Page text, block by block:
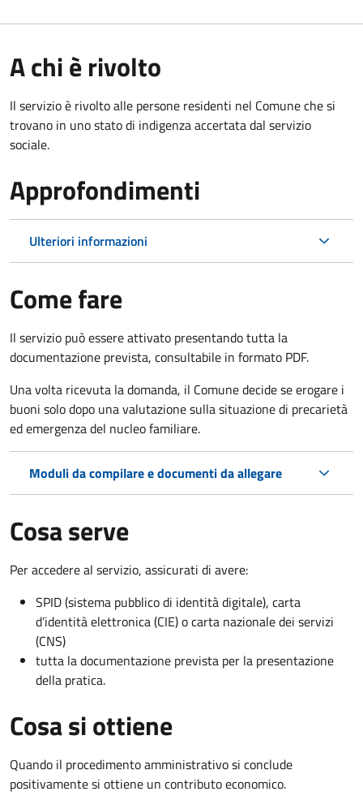
A chi è rivolto
Il servizio è rivolto alle persone residenti nel Comune che si
trovano in uno stato di indigenza accertata dal servizio
sociale.
Approfondimenti
Ulteriori informazioni
Come fare
Il servizio può essere attivato presentando tutta la
documentazione prevista, consultabile in formato PDF.
Una volta ricevuta la domanda, il Comune decide se erogare i
buoni solo dopo una valutazione sulla situazione di precarietà
ed emergenza del nucleo familiare.
Moduli da compilare e documenti da allegare
Cosa serve
Per accedere al servizio, assicurati di avere:
SPID (sistema pubblico di identità digitale), carta
d’identità elettronica (CIE) o carta nazionale dei servizi
(CNS)
tutta la documentazione prevista per la presentazione
della pratica.
Cosa si ottiene
Quando il procedimento amministrativo si conclude
positivamente si ottiene un contributo economico.